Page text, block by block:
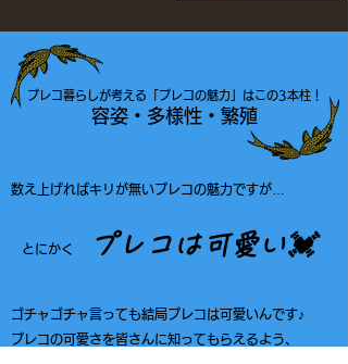
容姿・多様性・繁殖
プレコ暮らしが考える「プレコの魅力」はこの3本柱！
数え上げればキリが無いプレコの魅力ですが…
とにかく プレコは可愛い💓
ゴチャゴチャ言っても結局プレコは可愛いんです♪
プレコの可愛さを皆さんに知ってもらえるよう、